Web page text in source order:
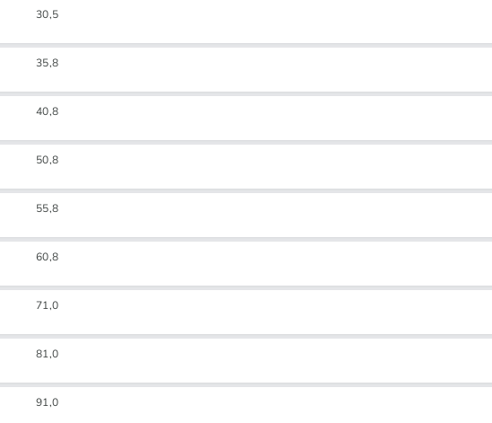
30,5
35,8
40,8
50,8
55,8
60,8
71,0
81,0
91,0